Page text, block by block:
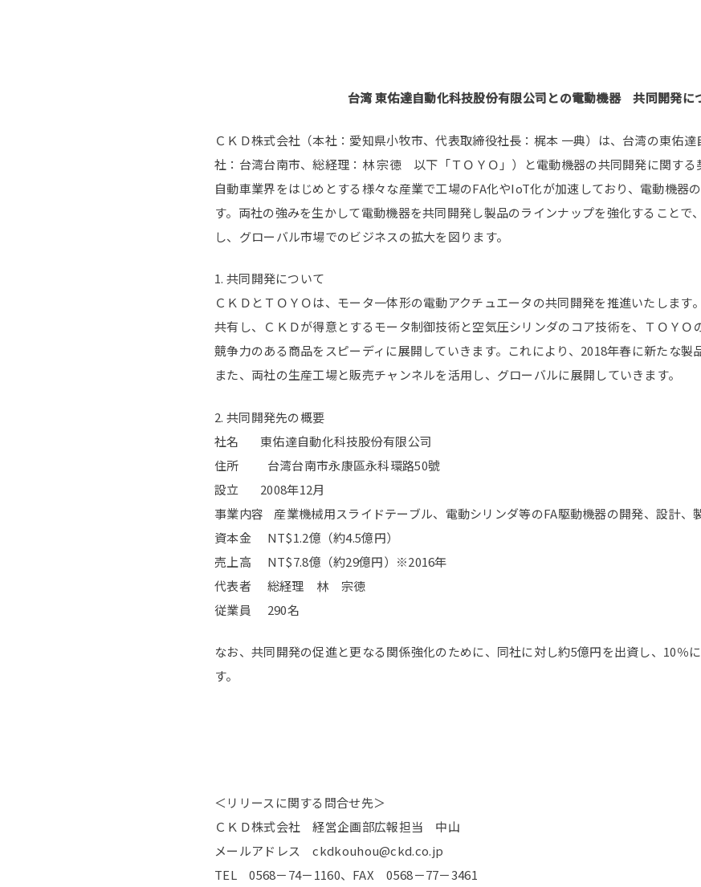
台湾 東佑達自動化科技股份有限公司との電動機器 共同開発に
ＣＫＤ株式会社（本社：愛知県小牧市、代表取締役社長：梶本 一典）は、台湾の東佑
社：台湾台南市、総経理：林 宗徳 以下「ＴＯＹＯ」）と電動機器の共同開発に関する
自動車業界をはじめとする様々な産業で工場のFA化やIoT化が加速しており、電動機器
す。両社の強みを生かして電動機器を共同開発し製品のラインナップを強化することで
し、グローバル市場でのビジネスの拡大を図ります。
1. 共同開発について
ＣＫＤとＴＯＹＯは、モータ一体形の電動アクチュエータの共同開発を推進いたします
共有し、ＣＫＤが得意とするモータ制御技術と空気圧シリンダのコア技術を、ＴＯＹＯ
競争力のある商品をスピーディに展開していきます。これにより、2018年春に新たな製
また、両社の生産工場と販売チャンネルを活用し、グローバルに展開していきます。
2. 共同開発先の概要
社名 東佑達自動化科技股份有限公司
住所 台湾台南市永康區永科環路50號
設立 2008年12月
事業内容 産業機械用スライドテーブル、電動シリンダ等のFA駆動機器の開発、設計、
資本金 NT$1.2億（約4.5億円）
売上高 NT$7.8億（約29億円）※2016年
代表者 総経理 林 宗徳
従業員 290名
なお、共同開発の促進と更なる関係強化のために、同社に対し約5億円を出資し、10％
す。
＜リリースに関する問合せ先＞
ＣＫＤ株式会社 経営企画部広報担当 中山
メールアドレス ckdkouhou@ckd.co.jp
TEL 0568－74－1160、FAX 0568－77－3461